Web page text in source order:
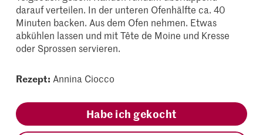
darauf verteilen. In der unteren Ofenhälfte ca. 40
Minuten backen. Aus dem Ofen nehmen. Etwas
abkühlen lassen und mit Tête de Moine und Kresse
oder Sprossen servieren.
Rezept: Annina Ciocco
Habe ich gekocht